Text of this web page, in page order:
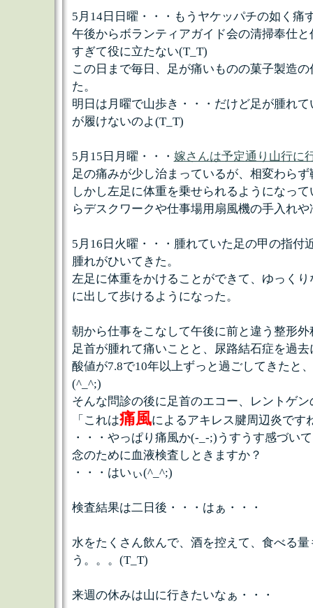
5月14日日曜・・・もうヤケッパチの如く痛
午後からボランティアガイド会の清掃奉仕
すぎて役に立たない(T_T)
この日まで毎日、足が痛いものの菓子製造
た。
明日は月曜で山歩き・・・だけど足が腫れ
が履けないのよ(T_T)
5月15日月曜・・・ 嫁さんは予定通り山行に
足の痛みが少し治まっているが、相変わら
しかし左足に体重を乗せられるようになっ
らデスクワークや仕事場用扇風機の手入れ
5月16日火曜・・・腫れていた足の甲の指付
腫れがひいてきた。
左足に体重をかけることができて、ゆっく
に出して歩けるようになった。
朝から仕事をこなして午後に前と違う整形外
足首が腫れて痛いことと、尿路結石症を過
酸値が7.8で10年以上ずっと過ごしてきたと
(^_^;)
そんな問診の後に足首のエコー、レントゲン
「これは痛風によるアキレス腱周辺炎です
・・・やっぱり痛風か(-_-;)うすうす感づい
念のために血液検査しときますか？
・・・はいぃ(^_^;)
検査結果は二日後・・・はぁ・・・
水をたくさん飲んで、酒を控えて、食べる
う。。。(T_T)
来週の休みは山に行きたいなぁ・・・